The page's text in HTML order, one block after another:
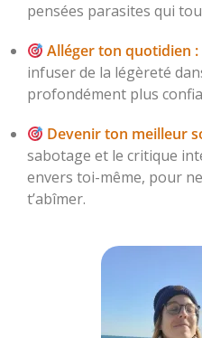
pensées parasites qui
Alléger ton quotidien :
infuser de la légèreté
profondément plus
Devenir ton meilleur
sabotage et le critique
envers toi-même, pour
t’abîmer.